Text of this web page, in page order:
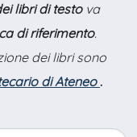
libri di testova
di riferimento.
dei libri sono
di Ateneo .